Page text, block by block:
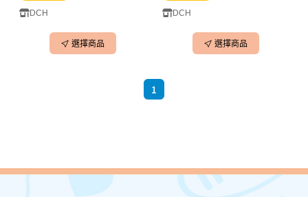
DCH
選擇商品
DCH
選擇商品
1